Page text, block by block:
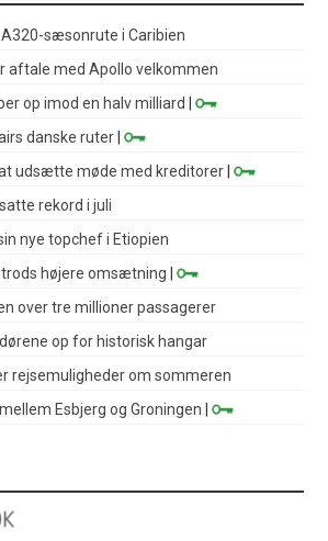
sæsonrute i Caribien
aftale med Apollo velkommen
op imod en halv milliard
|
danske ruter |
udsætte møde med kreditorer |
rekord i juli
nye topchef i Etiopien
højere omsætning |
over tre millioner passagerer
op for historisk hangar
rejsemuligheder om sommeren
Esbjerg og Groningen |